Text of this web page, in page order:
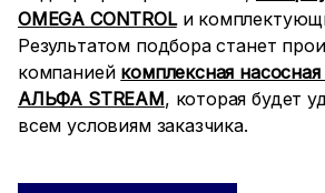
ОMEGA CONTROLи
Результатом подбора станет
компанией комплексная
АЛЬФА STREAM, которая будет
всем условиям заказчика.